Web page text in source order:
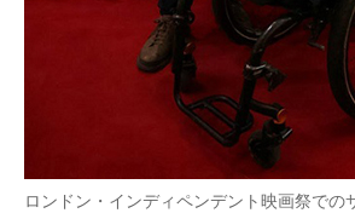
ロンドン・インディペンデント映画祭での